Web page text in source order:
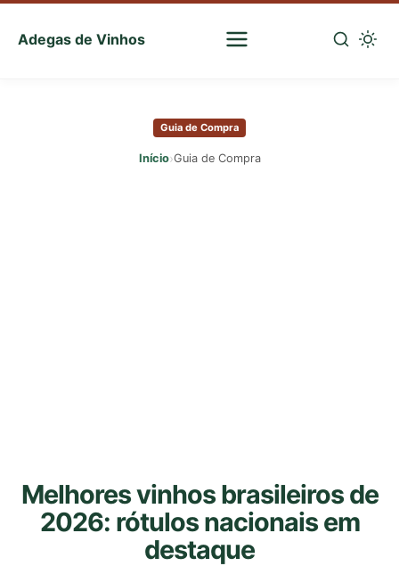
Adegas de Vinhos
Sua
Guia de Compra
Início›Guia de Compra
Melhores vinhos brasileiros de
2026: rótulos nacionais em
destaque